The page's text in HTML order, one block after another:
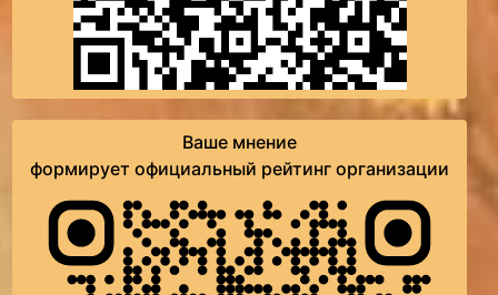
Ваше мнение
формирует официальный рейтинг организации